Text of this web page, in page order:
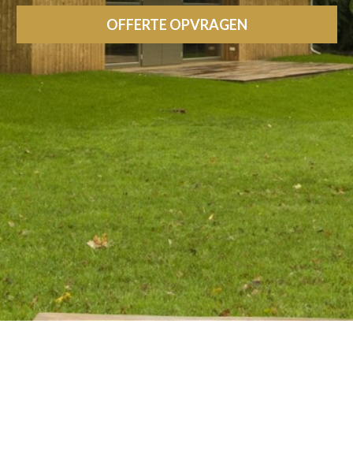
OFFERTE OPVRAGEN